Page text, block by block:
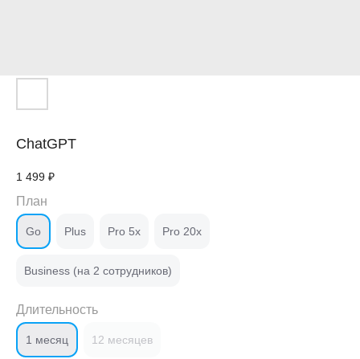
ChatGPT
1 499 ₽
План
Go Plus Pro 5x Pro 20x
Business (на 2 сотрудников)
Длительность
1 месяц 12 месяцев